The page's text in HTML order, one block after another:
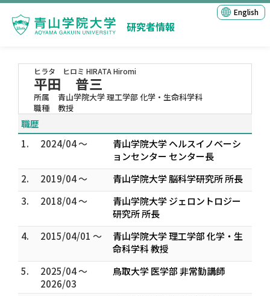
研究者情報
English
ヒラタ ヒロミ HIRATA Hiromi
平田 普三
所属
青山学院大学 理工学部 化学・生命科学科
職種
教授
職歴
1.
2024/04 ～
青山学院大学 ヘルスイノベーシ
ョンセンター センター長
2.
2019/04 ～
青山学院大学 脳科学研究所 所長
3.
2018/04 ～
青山学院大学 ジェロントロジー
研究所 所長
4.
2015/04/01 ～
青山学院大学 理工学部 化学・生
命科学科 教授
5.
2025/04 ～
2026/03
鳥取大学 医学部 非常勤講師